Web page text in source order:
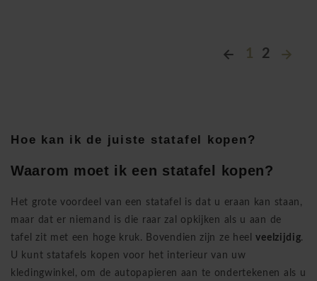
1 2
Hoe kan ik de juiste statafel kopen?
Waarom moet ik een statafel kopen?
Het grote voordeel van een statafel is dat u eraan kan staan,
maar dat er niemand is die raar zal opkijken als u aan de
tafel zit met een
hoge kruk . Bovendien zijn ze heelveelzijdig.
U kunt statafels kopen voor het interieur van uw
kledingwinkel, om de autopapieren aan te ondertekenen als u